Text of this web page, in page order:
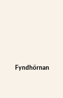
Fyndhörnan